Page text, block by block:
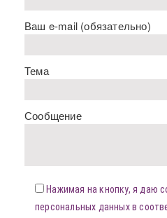
Ваш e-mail (обязательно)
Тема
Сообщение
Нажимая на кнопку, я даю
персональных данных в